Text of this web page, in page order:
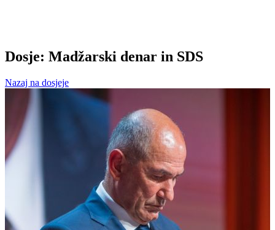
Dosje: Madžarski denar in SDS
Nazaj na dosjeje